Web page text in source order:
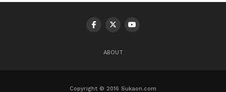
ABOUT
Copyright © 2016 Sukaon.com